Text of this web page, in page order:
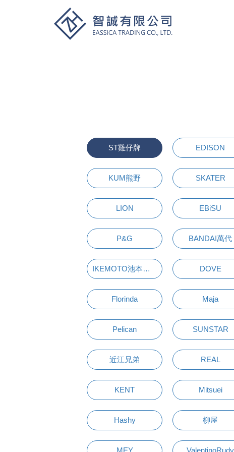
ST雞仔牌 EDISON
KUM熊野 SKATER
LION EBiSU
P&G BANDAI萬代
IKEMOTO池本刷子 DOVE
Florinda Maja
Pelican SUNSTAR
近江兄弟 REAL
KENT Mitsuei
Hashy 柳屋
MEY ValentinoRudy